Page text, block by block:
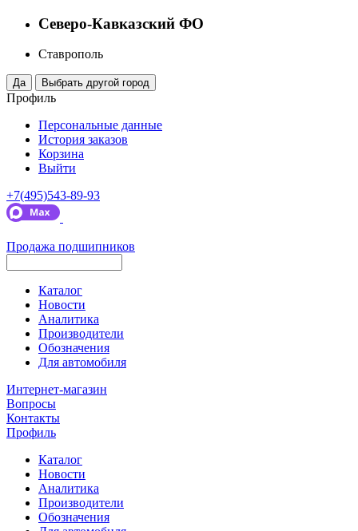
Северо-Кавказский ФО
Ставрополь
Профиль
Персональные данные
История заказов
Корзина
Выйти
+7(495)543-89-93
Продажа подшипников
Каталог
Новости
Аналитика
Производители
Обозначения
Для автомобиля
Интернет-магазин
Вопросы
Контакты
Профиль
Каталог
Новости
Аналитика
Производители
Обозначения